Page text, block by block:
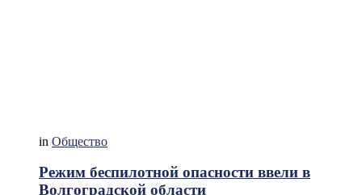
in Общество
Режим беспилотной опасности ввели в
Волгоградской области